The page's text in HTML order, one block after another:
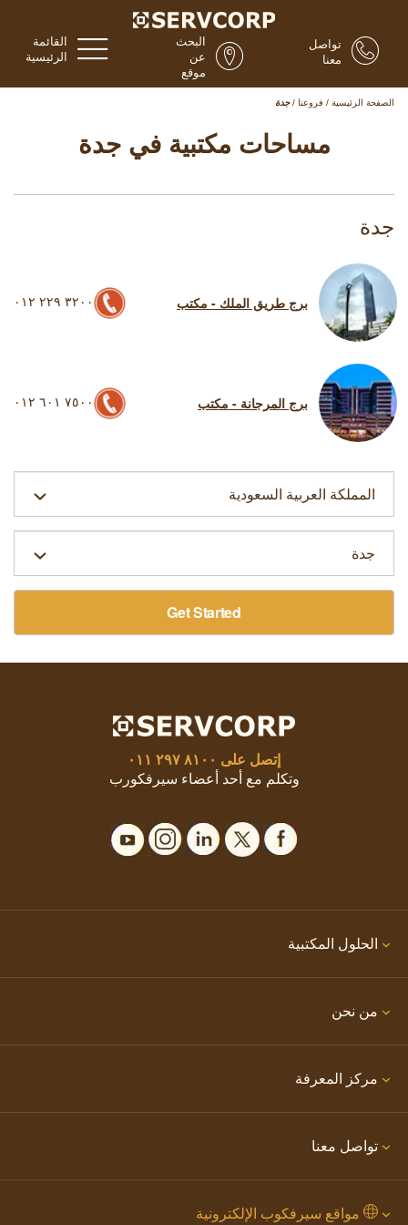
القائمة
الرئيسية
البحث
عن
موقع
تواصل
معنا
الصفحة الرئيسية / فروعنا / جدة
مساحات مكتبية في جدة
جدة
برج طريق الملك - مكتب ٣٢٠٠ ٢٢٩ ٠١٢
برج المرجانة - مكتب ٧٥٠٠ ٦٠١ ٠١٢
Get Started
إتصل على ٨١٠٠ ٢٩٧ ٠١١
وتكلم مع أحد أعضاء سيرفكورب
الحلول المكتبية
من نحن
مركز المعرفة
تواصل معنا
مواقع سيرفكوب الإلكترونية